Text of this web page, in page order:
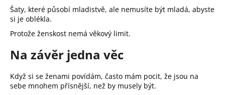
Šaty, které působí mladistvě, ale nemusíte být mladá, abyste
si je oblékla.
Protože ženskost nemá věkový limit.
Na závěr jedna věc
Když si se ženami povídám, často mám pocit, že jsou na
sebe mnohem přísnější, než by musely být.